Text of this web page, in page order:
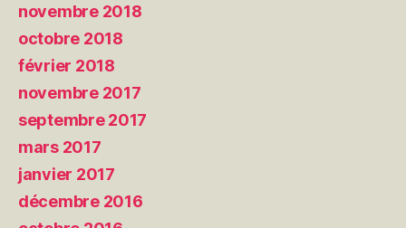
novembre 2018
octobre 2018
février 2018
novembre 2017
septembre 2017
mars 2017
janvier 2017
décembre 2016